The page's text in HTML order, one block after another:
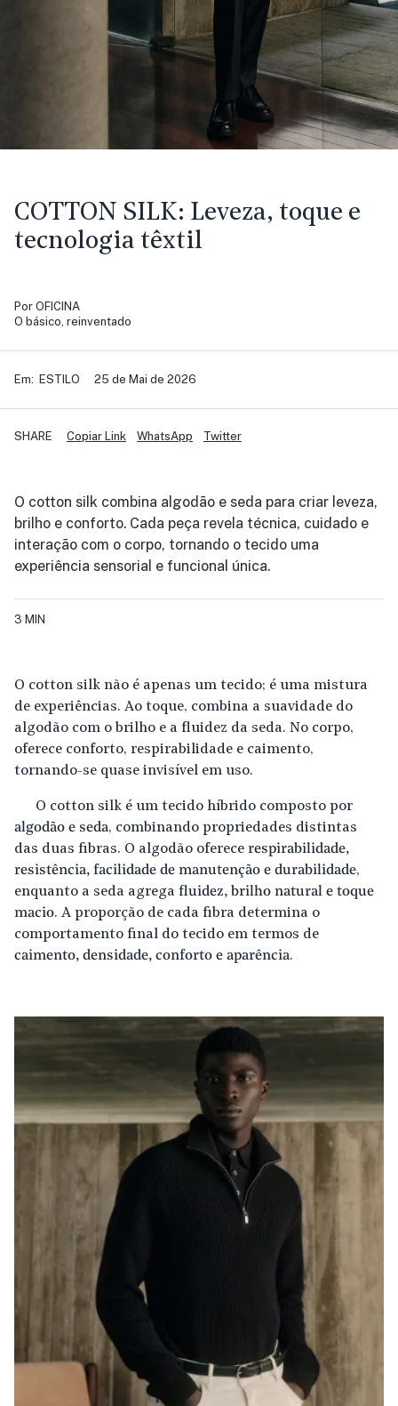
COTTON SILK: Leveza, toque e
tecnologia têxtil
Por OFICINA
O básico, reinventado
Em: ESTILO 25 de Mai de 2026
Copiar Link WhatsApp Twitter
SHARE
O cotton silk combina algodão e seda para criar leveza,
brilho e conforto. Cada peça revela técnica, cuidado e
interação com o corpo, tornando o tecido uma
experiência sensorial e funcional única.
3 MIN
O cotton silk não é apenas um tecido; é uma mistura
de experiências. Ao toque, combina a suavidade do
algodão com o brilho e a fluidez da seda. No corpo,
oferece conforto, respirabilidade e caimento,
tornando-se quase invisível em uso.
O cotton silk é um tecido híbrido composto por
algodão e seda, combinando propriedades distintas
das duas fibras. O algodão oferece respirabilidade,
resistência, facilidade de manutenção e durabilidade,
enquanto a seda agrega fluidez, brilho natural e toque
macio. A proporção de cada fibra determina o
comportamento final do tecido em termos de
caimento, densidade, conforto e aparência.